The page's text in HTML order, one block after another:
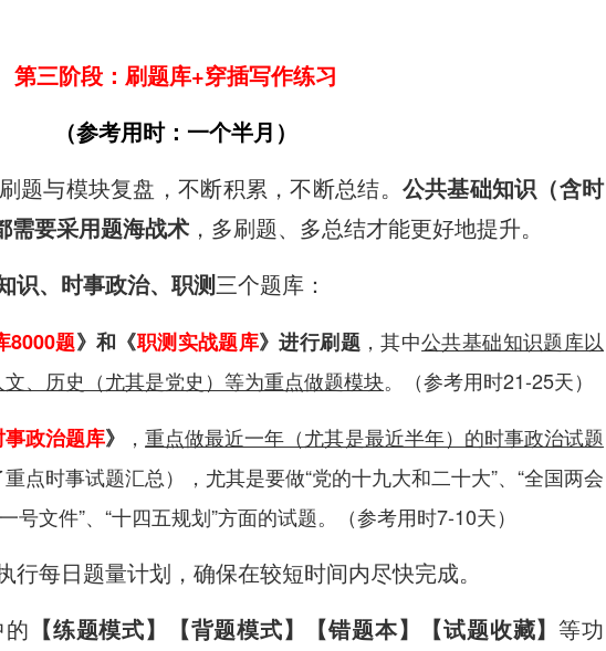
第三阶段：刷题库+穿插写作练习
（参考用时：一个半月）
与模块复盘，不断积累，不断总结。 公共基础知识（含时
需要采用题海战术 ，多刷题、多总结才能更好地提升。
识、时事政治、职测三个题库：
8000题》和《职测实战题库》进行刷题，其中公共基础知识题库以
、历史（尤其是党史）等为重点做题模块。（参考用时21-25天）
事政治题库》 ，重点做最近一年（尤其是最近半年）的时事政治试题
点时事试题汇总），尤其是要做“党的十九大和二十大”、“全国两会
号文件”、“十四五规划”方面的试题。（参考用时7-10天）
每日题量计划，确保在较短时间内尽快完成。
【练题模式】【背题模式】【错题本】【试题收藏】等功